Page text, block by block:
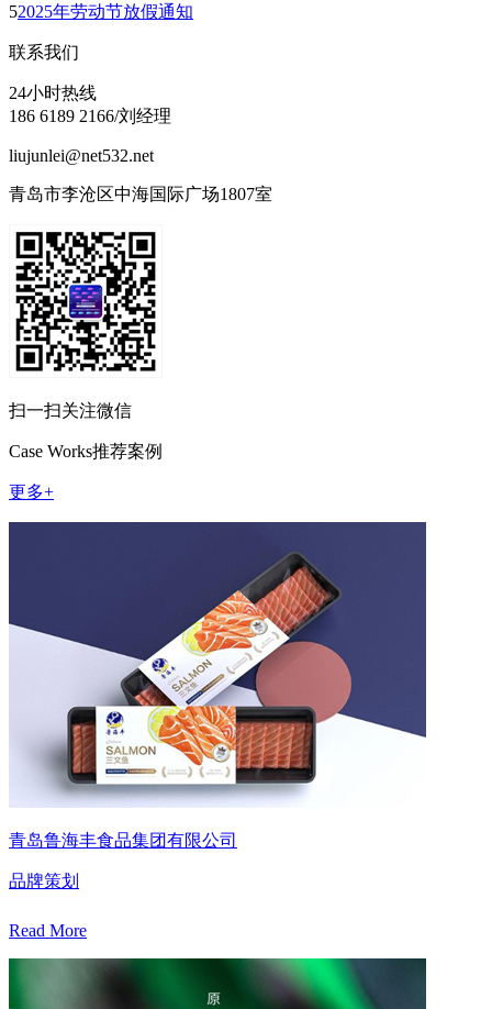
52025年劳动节放假通知
联系我们
24小时热线
186 6189 2166/刘经理
liujunlei@net532.net
青岛市李沧区中海国际广场1807室
扫一扫关注微信
Case Works推荐案例
更多+
青岛鲁海丰食品集团有限公司
品牌策划
Read More